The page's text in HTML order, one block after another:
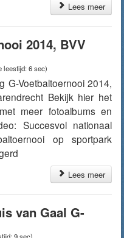
Lees meer
2014, BVV
leestijd: 6 sec)
G-Voetbaltoernooi 2014,
Bekijk hier het
meer fotoalbums en
Succesvol nationaal
op sportpark
Lees meer
van Gaal G-